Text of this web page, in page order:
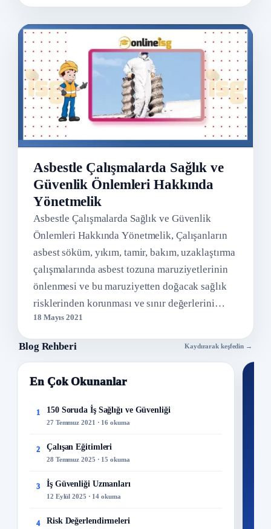
Asbestle Çalışmalarda Sağlık ve
Güvenlik Önlemleri Hakkında
Yönetmelik
Asbestle Çalışmalarda Sağlık ve Güvenlik
Önlemleri Hakkında Yönetmelik, Çalışanların
asbest söküm, yıkım, tamir, bakım, uzaklaştırma
çalışmalarında asbest tozuna maruziyetlerinin
önlenmesi ve bu maruziyetten doğacak sağlık
risklerinden korunması ve sınır değerlerini…
18 Mayıs 2021
Blog Rehberi Kaydırarak keşfedin →
En Çok Okunanlar
1 150 Soruda İş Sağlığı ve Güvenliği
27 Temmuz 2021 · 16 okuma
2 Çalışan Eğitimleri
28 Temmuz 2025 · 15 okuma
3 İş Güvenliği Uzmanları
12 Eylül 2025 · 14 okuma
4 Risk Değerlendirmeleri